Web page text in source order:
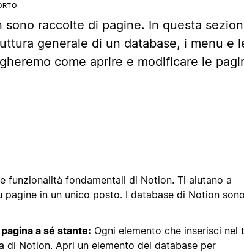
sono raccolte di pagine. In questa
generale di un database, i menu e
come aprire e modificare le
funzionalità fondamentali di Notion. Ti aiutano a
pagine in un unico posto. I database di Notion sono
a sé stante: Ogni elemento che inserisci nel
di Notion. Apri un elemento del database per